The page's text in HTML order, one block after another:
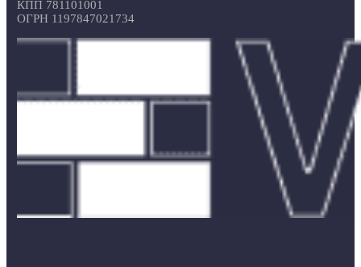
КПП 781101001
ОГРН 1197847021734